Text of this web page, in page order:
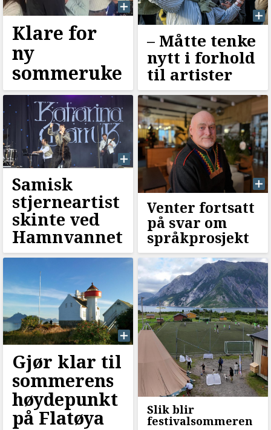
Klare for
ny
sommeruke
–⁠ Måtte tenke
nytt i forhold
til artister
Samisk
stjerneartist
skinte ved
Hamnvannet
Venter fortsatt
på svar om
språkprosjekt
Gjør klar til
sommerens
høydepunkt
på Flatøya Slik blir
festivalsommeren